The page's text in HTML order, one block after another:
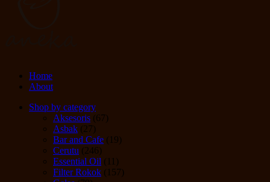
Home
About
Shop by category
Aksesoris (67)
Asbak (27)
Bar and Cafe (19)
Cerutu (246)
Essential Oil (11)
Filter Rokok (157)